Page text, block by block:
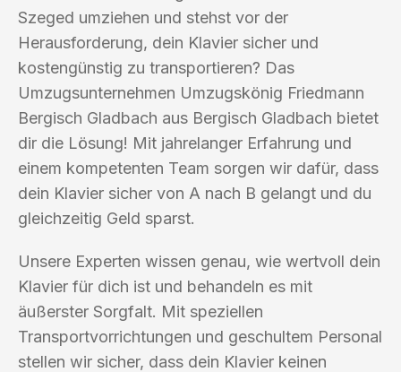
Szeged umziehen und stehst vor der
Herausforderung, dein Klavier sicher und
kostengünstig zu transportieren? Das
Umzugsunternehmen Umzugskönig Friedmann
Bergisch Gladbach aus Bergisch Gladbach bietet
dir die Lösung! Mit jahrelanger Erfahrung und
einem kompetenten Team sorgen wir dafür, dass
dein Klavier sicher von A nach B gelangt und du
gleichzeitig Geld sparst.
Unsere Experten wissen genau, wie wertvoll dein
Klavier für dich ist und behandeln es mit
äußerster Sorgfalt. Mit speziellen
Transportvorrichtungen und geschultem Personal
stellen wir sicher, dass dein Klavier keinen